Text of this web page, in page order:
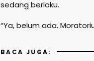
sedang berlaku.
“Ya, belum ada.
BACA JUGA: